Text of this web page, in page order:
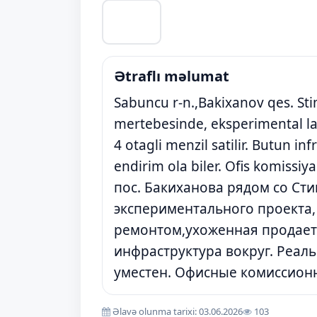
Ətraflı məlumat
Sabuncu r-n.,Bakixanov qes.
mertebesinde, eksperimental
4 otagli menzil satilir. Butun
endirim ola biler. Ofis
пос. Бакиханова рядом со
экспериментального
ремонтом,ухоженная
инфраструктура вокруг.
уместен. Офисные
Əlavə olunma tarixi: 03.06.2026 103